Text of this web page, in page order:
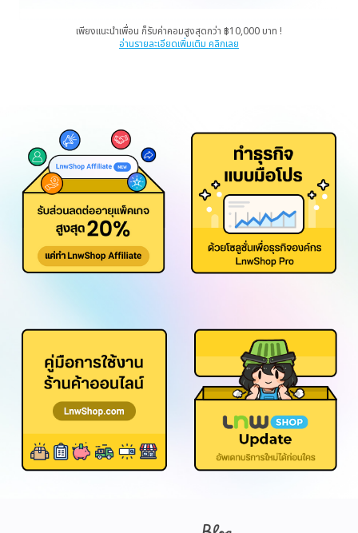
เพียงแนะนำเพื่อน ก็รับค่าคอมสูงสุดกว่า ฿10,000 บาท !
อ่านรายละเอียดเพิ่มเติม คลิกเลย